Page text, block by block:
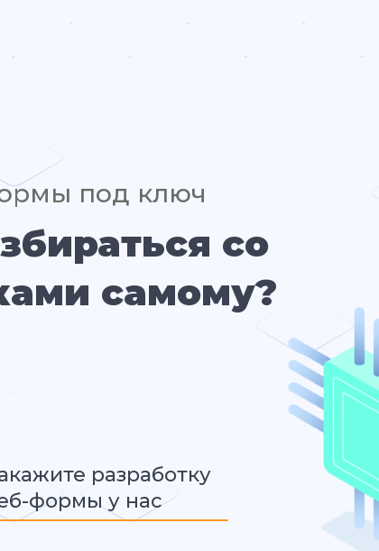
под ключ
со
самому?
разработку
формы у нас